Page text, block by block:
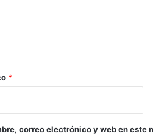
*
correo electrónico y web en este